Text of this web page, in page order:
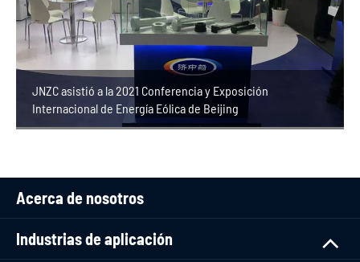
JNZC asistió a la 2021 Conferencia y Exposición
Internacional de Energía Eólica de Beijing
Acerca de nosotros
Industrias de aplicación